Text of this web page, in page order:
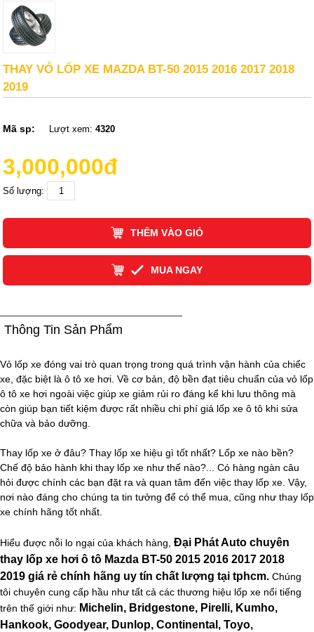
THAY VỎ LỐP XE MAZDA BT-50 2015 2016 2017 2018
2019
Mã sp: Lượt xem:4320
3,000,000đ
Số lượng:
THÊM VÀO GIỎ
MUA NGAY
Thông Tin Sản Phẩm
Vỏ lốp xe đóng vai trò quan trọng trong quá trình vận hành của chiếc
xe, đặc biệt là ô tô xe hơi. Về cơ bản, độ bền đạt tiêu chuẩn của vỏ lốp
ô tô xe hơi ngoài việc giúp xe giảm rủi ro đáng kể khi lưu thông mà
còn giúp bạn tiết kiệm được rất nhiều chi phí giá lốp xe ô tô khi sửa
chữa và bảo dưỡng.
Thay lốp xe ở đâu? Thay lốp xe hiệu gì tốt nhất? Lốp xe nào bền?
Chế độ bảo hành khi thay lốp xe như thế nào?... Có hàng ngàn câu
hỏi được chính các bạn đặt ra và quan tâm đến việc thay lốp xe. Vậy,
nơi nào đáng cho chúng ta tin tưởng để có thể mua, cũng như thay lốp
xe chính hãng tốt nhất.
Hiểu được nỗi lo ngại của khách hàng, Đại Phát Auto chuyên
thay lốp xe hơi ô tô Mazda BT-50 2015 2016 2017 2018
2019 giá rẻ chính hãng uy tín chất lượng tại tphcm. Chúng
tôi chuyên cung cấp hầu như tất cả các thương hiệu lốp xe nổi tiếng
trên thế giới như: Michelin, Bridgestone, Pirelli, Kumho,
Hankook, Goodyear, Dunlop, Continental, Toyo,